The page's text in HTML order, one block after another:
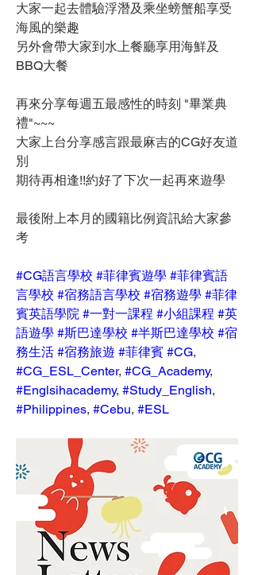
大家一起去體驗浮潛及乘坐螃蟹船享受
海風的樂趣
另外會帶大家到水上餐廳享用海鮮及
BBQ大餐
再來分享每週五最感性的時刻 "畢業典
禮"~~~
大家上台分享感言跟最麻吉的CG好友道
別
期待再相逢!!約好了下次一起再來遊學
最後附上本月的國籍比例資訊給大家參
考
#CG語言學校 #菲律賓遊學 #菲律賓語
言學校 #宿務語言學校 #宿務遊學 #菲律
賓英語學院 #一對一課程 #小組課程 #英
語遊學 #斯巴達學校 #半斯巴達學校 #宿
務生活 #宿務旅遊 #菲律賓 #CG
#CG_ESL_Center, #CG_Academy
#Englsihacademy, #Study_English
#Philippines, #Cebu, #ESL